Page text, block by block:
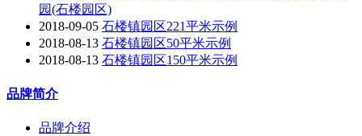
园(石楼园区)
2018-09-05 石楼镇园区221平米示例
2018-08-13 石楼镇园区50平米示例
2018-08-13 石楼镇园区150平米示例
品牌简介
品牌介绍